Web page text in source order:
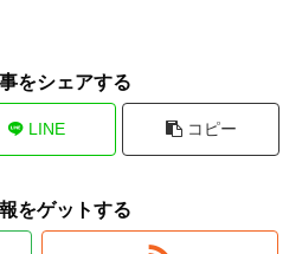
をシェアする
LINE コピー
をゲットする